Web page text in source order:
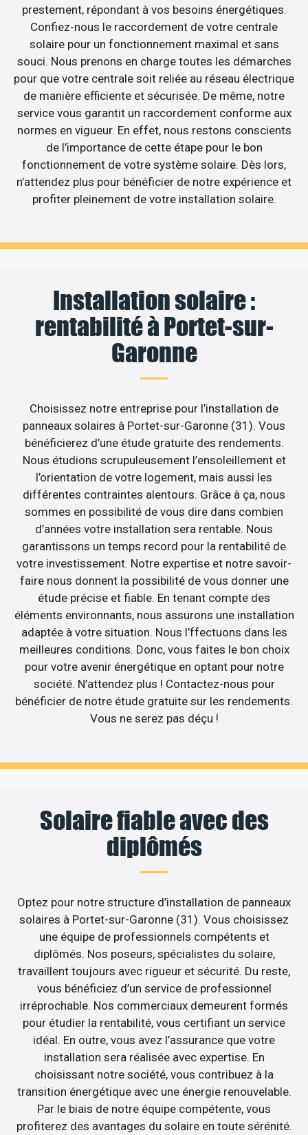
prestement, répondant à vos besoins énergétiques.
Confiez-nous le raccordement de votre centrale
solaire pour un fonctionnement maximal et sans
souci. Nous prenons en charge toutes les démarches
pour que votre centrale soit reliée au réseau électrique
de manière efficiente et sécurisée. De même, notre
service vous garantit un raccordement conforme aux
normes en vigueur. En effet, nous restons conscients
de l’importance de cette étape pour le bon
fonctionnement de votre système solaire. Dès lors,
n’attendez plus pour bénéficier de notre expérience et
profiter pleinement de votre installation solaire.
Installation solaire :
rentabilité à Portet-sur-
Garonne
Choisissez notre entreprise pour l’installation de
panneaux solaires à Portet-sur-Garonne (31). Vous
bénéficierez d’une étude gratuite des rendements.
Nous étudions scrupuleusement l’ensoleillement et
l’orientation de votre logement, mais aussi les
différentes contraintes alentours. Grâce à ça, nous
sommes en possibilité de vous dire dans combien
d’années votre installation sera rentable. Nous
garantissons un temps record pour la rentabilité de
votre investissement. Notre expertise et notre savoir-
faire nous donnent la possibilité de vous donner une
étude précise et fiable. En tenant compte des
éléments environnants, nous assurons une installation
adaptée à votre situation. Nous l’ffectuons dans les
meilleures conditions. Donc, vous faites le bon choix
pour votre avenir énergétique en optant pour notre
société. N’attendez plus ! Contactez-nous pour
bénéficier de notre étude gratuite sur les rendements.
Vous ne serez pas déçu !
Solaire fiable avec des
diplômés
Optez pour notre structure d’installation de panneaux
solaires à Portet-sur-Garonne (31). Vous choisissez
une équipe de professionnels compétents et
diplômés. Nos poseurs, spécialistes du solaire,
travaillent toujours avec rigueur et sécurité. Du reste,
vous bénéficiez d’un service de professionnel
irréprochable. Nos commerciaux demeurent formés
pour étudier la rentabilité, vous certifiant un service
idéal. En outre, vous avez l’assurance que votre
installation sera réalisée avec expertise. En
choisissant notre société, vous contribuez à la
transition énergétique avec une énergie renouvelable.
Par le biais de notre équipe compétente, vous
profiterez des avantages du solaire en toute sérénité.